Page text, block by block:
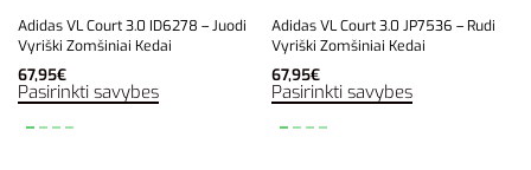
Adidas VL Court 3.0 ID6278 – Juodi
Vyriški Zomšiniai Kedai
67,95€
Pasirinkti savybes
Adidas VL Court 3.0 JP7536 – Rudi
Vyriški Zomšiniai Kedai
67,95€
Pasirinkti savybes